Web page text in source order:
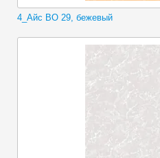
4_Айс ВО 29, бежевый